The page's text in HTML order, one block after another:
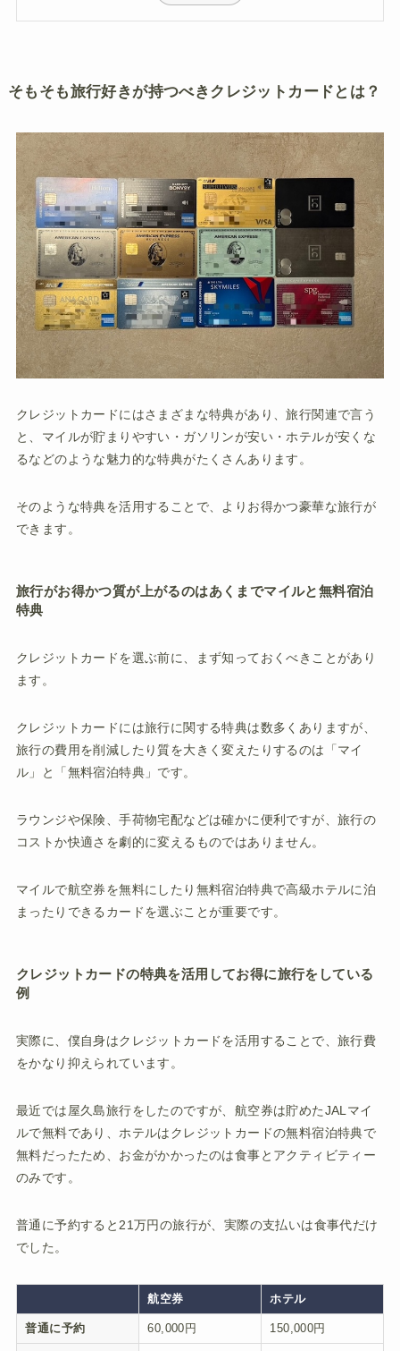
そもそも旅行好きが持つべきクレジットカードとは？
クレジットカードにはさまざまな特典があり、旅行関連で言う
と、マイルが貯まりやすい・ガソリンが安い・ホテルが安くな
るなどのような魅力的な特典がたくさんあります。
そのような特典を活用することで、よりお得かつ豪華な旅行が
できます。
旅行がお得かつ質が上がるのはあくまでマイルと無料宿泊
特典
クレジットカードを選ぶ前に、まず知っておくべきことがあり
ます。
クレジットカードには旅行に関する特典は数多くありますが、
旅行の費用を削減したり質を大きく変えたりするのは「マイ
ル」と「無料宿泊特典」です。
ラウンジや保険、手荷物宅配などは確かに便利ですが、旅行の
コストか快適さを劇的に変えるものではありません。
マイルで航空券を無料にしたり無料宿泊特典で高級ホテルに泊
まったりできるカードを選ぶことが重要です。
クレジットカードの特典を活用してお得に旅行をしている
例
実際に、僕自身はクレジットカードを活用することで、旅行費
をかなり抑えられています。
最近では屋久島旅行をしたのですが、航空券は貯めたJALマイ
ルで無料であり、ホテルはクレジットカードの無料宿泊特典で
無料だったため、お金がかかったのは食事とアクティビティー
のみです。
普通に予約すると21万円の旅行が、実際の支払いは食事代だけ
でした。
航空券 ホテル
普通に予約 60,000円 150,000円